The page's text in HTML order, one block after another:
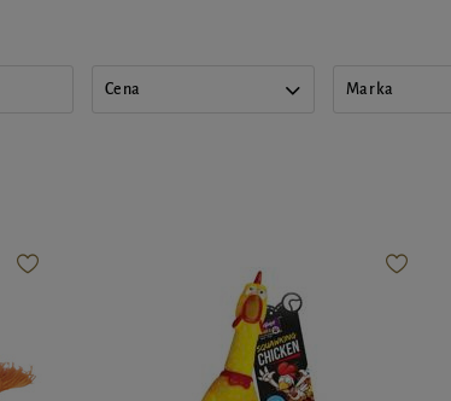
Cena Marka